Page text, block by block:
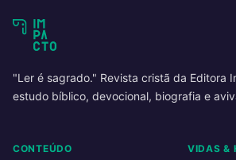
"Ler é sagrado." Revista cristã da Editora
estudo bíblico, devocional, biografia e
CONTEÚDO VIDAS &